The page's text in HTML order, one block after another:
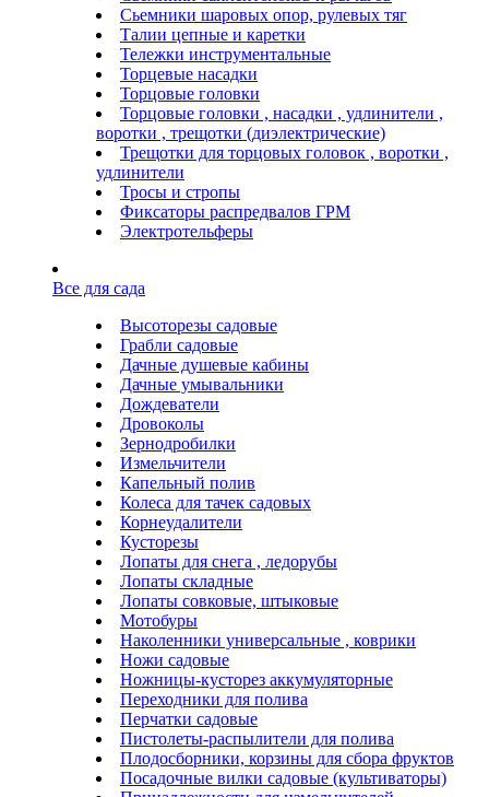
Сьемники шаровых опор, рулевых тяг
Талии цепные и каретки
Тележки инструментальные
Торцевые насадки
Торцовые головки
Торцовые головки , насадки , удлинители ,
воротки , трещотки (диэлектрические)
Трещотки для торцовых головок , воротки ,
удлинители
Тросы и стропы
Фиксаторы распредвалов ГРМ
Электротельферы
Все для сада
Высоторезы садовые
Грабли садовые
Дачные душевые кабины
Дачные умывальники
Дождеватели
Дровоколы
Зернодробилки
Измельчители
Капельный полив
Колеса для тачек садовых
Корнеудалители
Кусторезы
Лопаты для снега , ледорубы
Лопаты складные
Лопаты совковые, штыковые
Мотобуры
Наколенники универсальные , коврики
Ножи садовые
Ножницы-кусторез аккумуляторные
Переходники для полива
Перчатки садовые
Пистолеты-распылители для полива
Плодосборники, корзины для сбора фруктов
Посадочные вилки садовые (культиваторы)